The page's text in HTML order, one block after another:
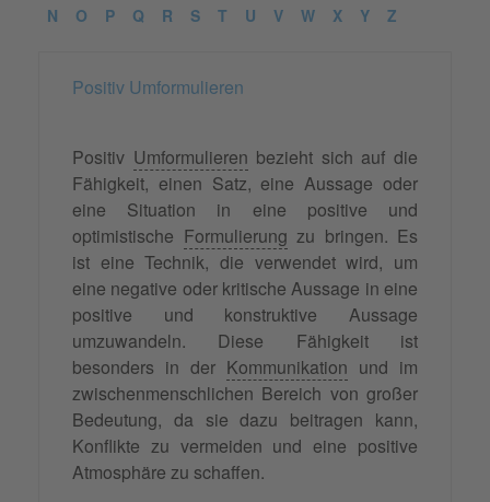
N
O P Q R S T U V W X Y Z
Positiv Umformulieren
Positiv Umformulieren bezieht sich auf die
Fähigkeit, einen Satz, eine Aussage oder
eine Situation in eine positive und
optimistische Formulierung zu bringen. Es
ist eine Technik, die verwendet wird, um
eine negative oder kritische Aussage in eine
positive und konstruktive Aussage
umzuwandeln. Diese Fähigkeit ist
besonders in der Kommunikation und im
zwischenmenschlichen Bereich von großer
Bedeutung, da sie dazu beitragen kann,
Konflikte zu vermeiden und eine positive
Atmosphäre zu schaffen.